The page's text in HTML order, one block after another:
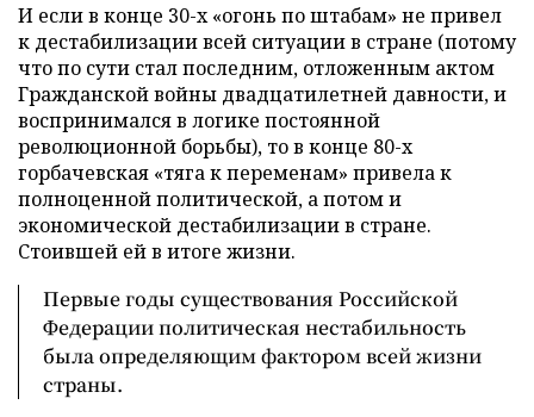
И если в конце 30-х «огонь по штабам» не привел
к дестабилизации всей ситуации в стране (потому
что по сути стал последним, отложенным актом
Гражданской войны двадцатилетней давности, и
воспринимался в логике постоянной
революционной борьбы), то в конце 80-х
горбачевская «тяга к переменам» привела к
полноценной политической, а потом и
экономической дестабилизации в стране.
Стоившей ей в итоге жизни.
Первые годы существования Российской
Федерации политическая нестабильность
была определяющим фактором всей жизни
страны.